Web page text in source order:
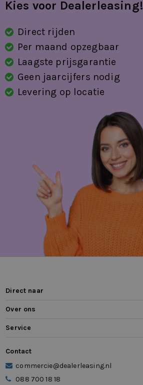
Kies voor Dealerleasing!
Direct rijden
Per maand opzegbaar
Laagste prijsgarantie
Geen jaarcijfers nodig
Levering op locatie
Direct naar
Over ons
Service
Contact
commercie@dealerleasing.nl
088 700 18 18